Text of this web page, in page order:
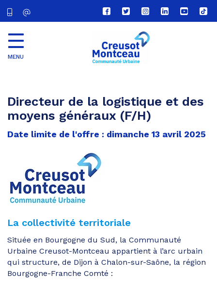
Lien
vers
compte
Facebook
Lien
vers
compte
Twitter
Lien
vers
le
compte
Lien
vers
Lien
vers
Lien
vers
MENU
Directeur de la logistique et des
moyens généraux (F/H)
Date limite de l'offre : dimanche 13 avril 2025
La collectivité territoriale
Située en Bourgogne du Sud, la Communauté
Urbaine Creusot-Montceau appartient à l’arc urbain
qui structure, de Dijon à Chalon-sur-Saône, la région
Bourgogne-Franche Comté :